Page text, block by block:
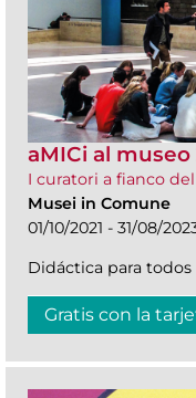
aMICi al museo
I curatori a fianco
Musei in Comune
01/10/2021 - 31/08/
Didáctica para todos
Gratis con la